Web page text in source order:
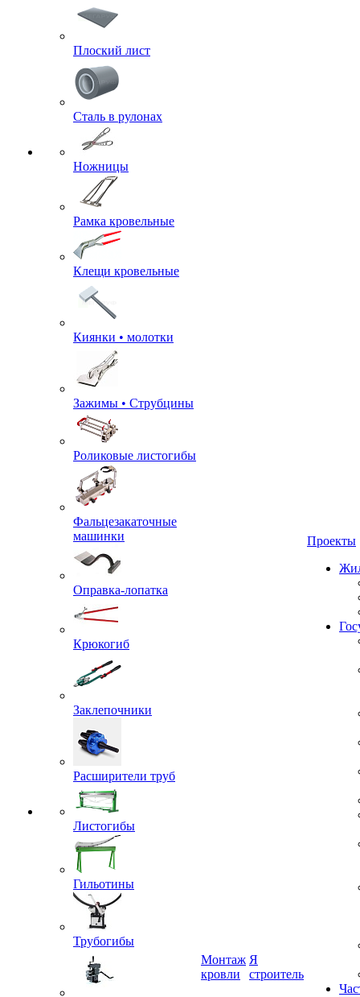
Плоский лист
Сталь в рулонах
Ножницы
Рамка кровельные
Клещи кровельные
Киянки • молотки
Зажимы • Струбцины
Роликовые листогибы
Фальцезакаточные
машинки
Оправка-лопатка
Крюкогиб
Заклепочники
Расширители труб
Листогибы
Гильотины
Трубогибы
Монтаж
Я
Проекты